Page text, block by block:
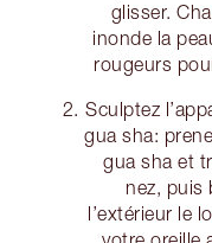
glisser.
inonde la
rougeurs
Sculptez
gua sha:
gua sha et
nez, puis
l’extérieur le